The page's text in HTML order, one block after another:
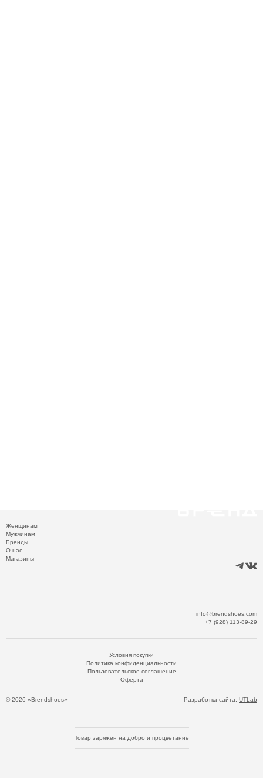
Женщинам
Мужчинам
Бренды
О нас
Магазины
info@brendshoes.com
+7 (928) 113-89-29
© 2026 «Brendshoes»
Условия покупки
Политика конфиденциальности
Пользовательское соглашение
Оферта
Разработка сайта: UTLab
Товар заряжен на добро и процветание